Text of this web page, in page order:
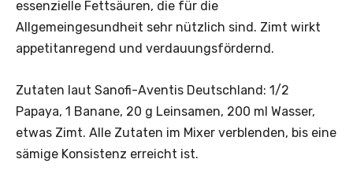
essenzielle Fettsäuren, die für die
Allgemeingesundheit sehr nützlich sind. Zimt wirkt
appetitanregend und verdauungsfördernd.
Zutaten laut Sanofi-Aventis Deutschland: 1/2
Papaya, 1 Banane, 20 g Leinsamen, 200 ml Wasser,
etwas Zimt. Alle Zutaten im Mixer verblenden, bis eine
sämige Konsistenz erreicht ist.